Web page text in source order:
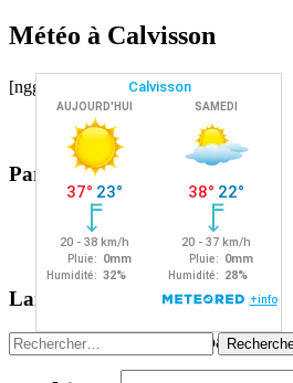
Météo à Calvisson
Rechercher :
[nggallery id=107]
Partager :
Facebook
X
Navigation
des
articles
←
→
Laisser un commentaire
Votre adresse e-mail ne sera pas publiée.